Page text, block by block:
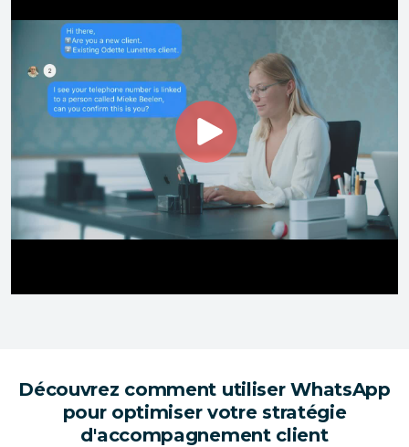
Découvrez comment utiliser WhatsApp
pour optimiser votre stratégie
d'accompagnement client